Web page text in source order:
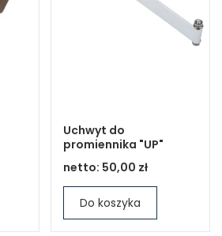
Uchwyt do
promiennika "UP"
netto: 50,00 zł
Do koszyka